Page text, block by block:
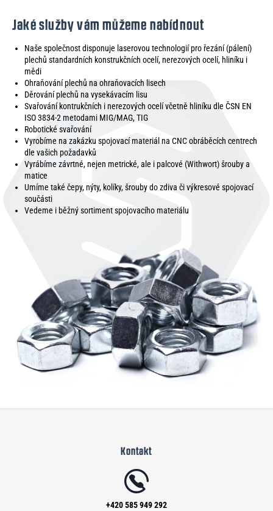
Jaké služby vám můžeme nabídnout
Naše společnost disponuje laserovou technologií pro řezání (pálení)
plechů standardních konstrukčních ocelí, nerezových ocelí, hliníku i
mědi
Ohraňování plechů na ohraňovacích lisech
Děrování plechů na vysekávacím lisu
Svařování kontrukčních i nerezových ocelí včetně hliníku dle ČSN EN
ISO 3834-2 metodami MIG/MAG, TIG
Robotické svařování
Vyrobíme na zakázku spojovací materiál na CNC obráběcích centrech
dle vašich požadavků
Vyrábíme závrtné, nejen metrické, ale i palcové (Withwort) šrouby a
matice
Umíme také čepy, nýty, kolíky, šrouby do zdiva či výkresové spojovací
součásti
Vedeme i běžný sortiment spojovacího materiálu
Kontakt
+420 585 949 292